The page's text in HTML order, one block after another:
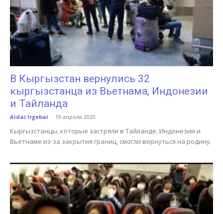
В Кыргызстан вернулись 32
кыргызстанца из Вьетнама, Индонезии
и Тайланда
Aidai Irgebai - 19 апреля 2020
Кыргызстанцы, которые застряли в Тайланде, Индонезии и
Вьетнаме из-за закрытия границ, смогли вернуться на родину.